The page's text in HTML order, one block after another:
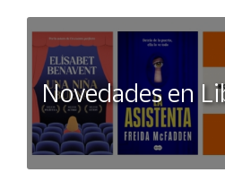
Novedades en